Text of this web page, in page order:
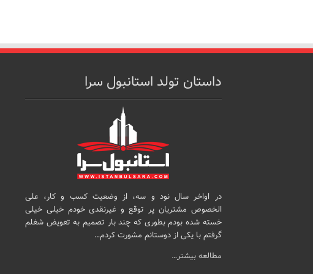
داستان تولد استانبول سرا
در اواخر سال نود و سه، از وضعیت کسب و کار، علی
الخصوص مشتریان پر توقع و غیرنقدی خودم خیلی خیلی
خسته شده بودم بطوری که چند بار تصمیم به تعویض شغلم
گرفتم با یکی از دوستانم مشورت کردم…
مطالعه بیشتر…